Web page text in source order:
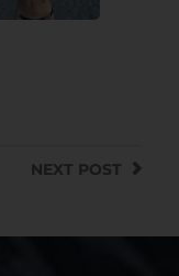
NEXT POST